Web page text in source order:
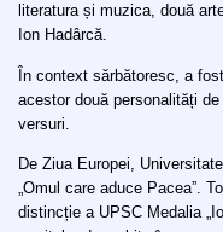
literatura și muzica, două
Ion Hadârcă.
În context sărbătoresc, a
acestor două personalități
versuri.
De Ziua Europei,
„Omul care aduce Pacea”.
distincție a UPSC Medalia